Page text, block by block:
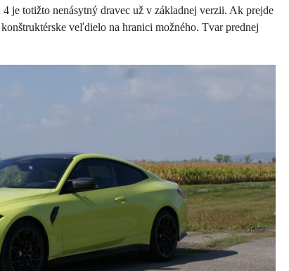
je totižto nenásytný dravec už v základnej verzii. Ak prejde
veľdielo na hranici možného. Tvar prednej
akciu nesmieš vynechať!